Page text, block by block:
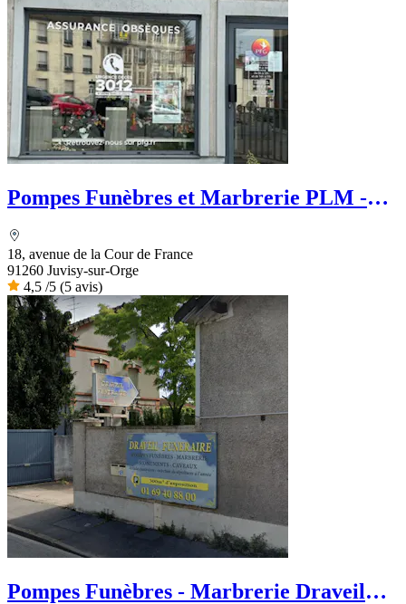
Pompes Funèbres et Marbrerie PLM -
18, avenue de la Cour de France
91260 Juvisy-sur-Orge
4,5 /5 (5 avis)
Pompes Funèbres - Marbrerie Draveil